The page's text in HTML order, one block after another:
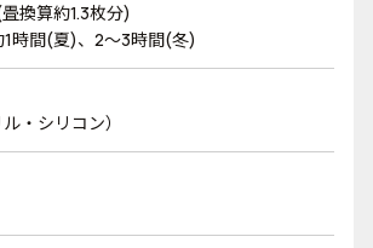
換算約1.3枚分)
時間(夏)、2～3時間(冬)
・シリコン）